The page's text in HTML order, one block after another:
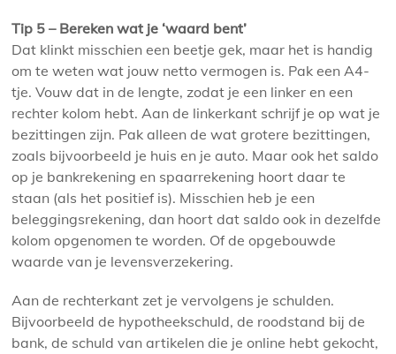
Tip 5 – Bereken wat je ‘waard bent’
Dat klinkt misschien een beetje gek, maar het is handig
om te weten wat jouw netto vermogen is. Pak een A4-
tje. Vouw dat in de lengte, zodat je een linker en een
rechter kolom hebt. Aan de linkerkant schrijf je op wat je
bezittingen zijn. Pak alleen de wat grotere bezittingen,
zoals bijvoorbeeld je huis en je auto. Maar ook het saldo
op je bankrekening en spaarrekening hoort daar te
staan (als het positief is). Misschien heb je een
beleggingsrekening, dan hoort dat saldo ook in dezelfde
kolom opgenomen te worden. Of de opgebouwde
waarde van je levensverzekering.
Aan de rechterkant zet je vervolgens je schulden.
Bijvoorbeeld de hypotheekschuld, de roodstand bij de
bank, de schuld van artikelen die je online hebt gekocht,